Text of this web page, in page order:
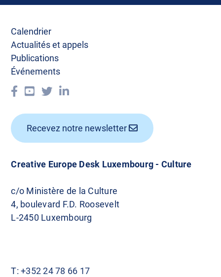
Creative Europe Desk Luxembourg - Culture
c/o Ministère de la Culture
4, boulevard F.D. Roosevelt
L-2450 Luxembourg
T:+352 24 78 66 17
Calendrier
Actualités et appels
Publications
Événements
Recevez notre newsletter